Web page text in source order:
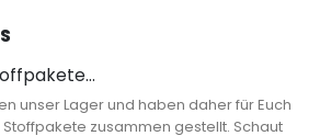
unser Lager und haben daher für Euch
zusammen gestellt. Schaut